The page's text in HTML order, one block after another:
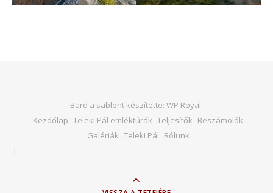
Bard a sablont készítette: WP Royal.
Kezdőlap Teleki Pál emléktúrák Teljesítők Beszámolók
Galériák Teleki Pál Rólunk